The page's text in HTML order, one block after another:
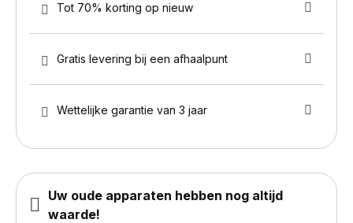
Tot 70% korting op nieuw
Gratis levering bij een afhaalpunt
Wettelijke garantie van 3 jaar
Uw oude apparaten hebben nog altijd
waarde!